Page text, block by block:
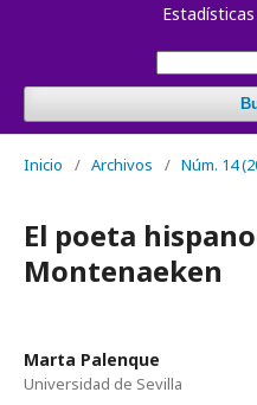
Estadísticas
Inicio / Archivos / Núm. 14
El poeta
Montenaeken
Marta Palenque
Universidad de Sevilla